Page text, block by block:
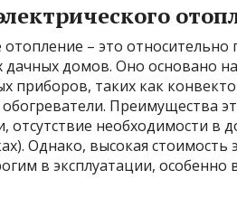
отопление – это
домов. Оно основано
приборов, таких как
Преимущества
отсутствие необходимости
Однако, высокая стоимость
в эксплуатации,